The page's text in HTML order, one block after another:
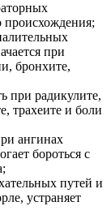
происхождения;
при
бронхите,
при радикулите,
трахеите и боли
ангинах
бороться с
путей и
устраняет